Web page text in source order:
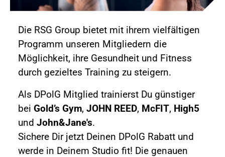
Die RSG Group bietet mit ihrem vielfältigen
Programm unseren Mitgliedern die
Möglichkeit, ihre Gesundheit und Fitness
durch gezieltes Training zu steigern.
Als DPolG Mitglied trainierst Du günstiger
bei Gold’s Gym, JOHN REED, McFIT, High5
und John&Jane's.
Sichere Dir jetzt Deinen DPolG Rabatt und
werde in Deinem Studio fit! Die genauen